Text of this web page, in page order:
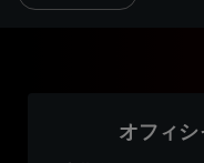
オフィ